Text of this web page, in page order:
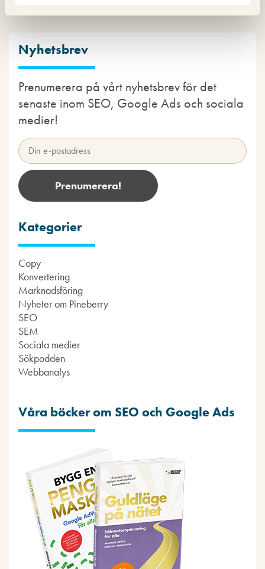
Nyhetsbrev
Prenumerera på vårt nyhetsbrev för det
senaste inom SEO, Google Ads och sociala
medier!
Kategorier
Copy
Konvertering
Marknadsföring
Nyheter om Pineberry
SEO
SEM
Sociala medier
Sökpodden
Webbanalys
Våra böcker om SEO och Google Ads